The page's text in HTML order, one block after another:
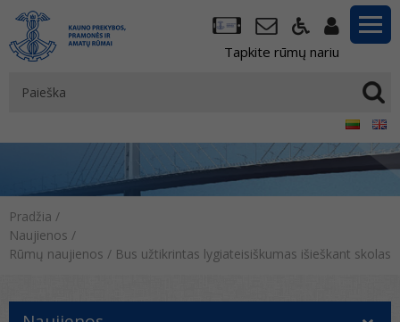
Tapkite rūmų nariu
Pradžia /
Naujienos /
Rūmų naujienos / Bus užtikrintas lygiateisiškumas išieškant skolas